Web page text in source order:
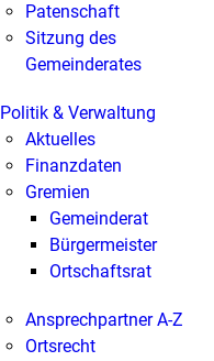
Patenschaft
Sitzung des
Gemeinderates
Politik & Verwaltung
Aktuelles
Finanzdaten
Gremien
Gemeinderat
Bürgermeister
Ortschaftsrat
Ansprechpartner A-Z
Ortsrecht